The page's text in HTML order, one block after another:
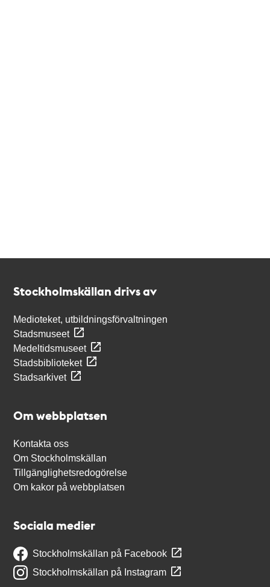
Stockholmskällan drivs av
Medioteket, utbildningsförvaltningen
Stadsmuseet
Medeltidsmuseet
Stadsbiblioteket
Stadsarkivet
Om webbplatsen
Kontakta oss
Om Stockholmskällan
Tillgänglighetsredogörelse
Om kakor på webbplatsen
Sociala medier
Stockholmskällan på Facebook
Stockholmskällan på Instagram